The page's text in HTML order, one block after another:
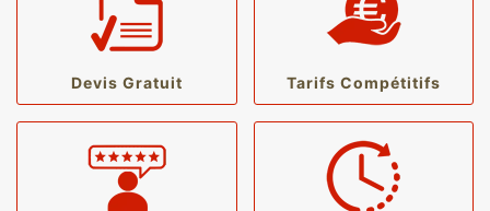
Devis Gratuit Tarifs Compétitifs